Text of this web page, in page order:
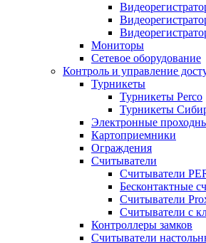
Мониторы
Сетевое оборудование
Контроль и управление
Турникеты
Турникеты Perco
Турникеты
Электронные
Картоприемники
Ограждения
Считыватели
Считыватели
Бесконтактные
Считыватели
Считыватели с
Контроллеры замков
Считыватели